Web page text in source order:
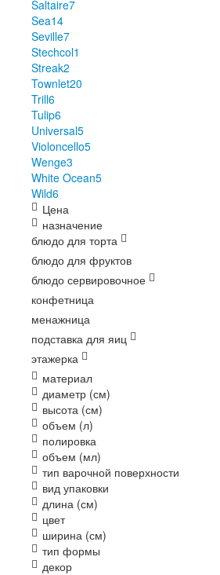
Saltaire7
Sea14
Seville7
Stechcol1
Streak2
Townlet20
Trill6
Tulip6
Universal5
Violoncello5
Wenge3
White Ocean5
Wild6
Цена
назначение
блюдо для торта
блюдо для фруктов
блюдо сервировочное
конфетница
менажница
подставка для яиц
этажерка
материал
диаметр (см)
высота (см)
объем (л)
полировка
объем (мл)
тип варочной поверхности
вид упаковки
длина (см)
цвет
ширина (см)
тип формы
декор